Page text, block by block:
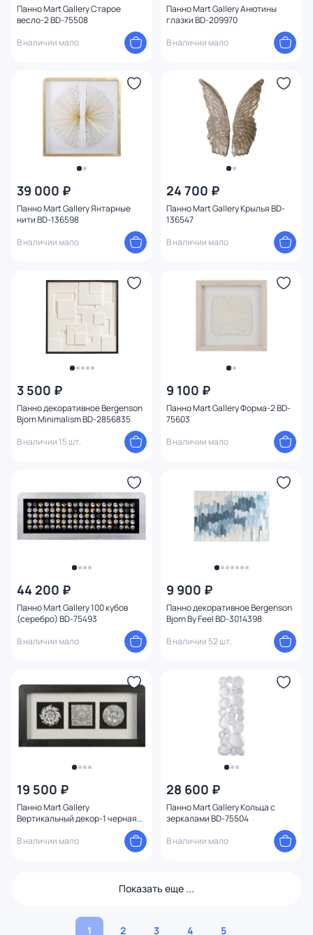
Панно Mart Gallery Старое
весло-2 BD-75508
В наличии мало
Панно Mart Gallery Анютины
глазки BD-209970
В наличии мало
39 000 ₽
Панно Mart Gallery Янтарные
нити BD-136598
В наличии мало
24 700 ₽
Панно Mart Gallery Крылья BD-
136547
В наличии мало
3 500 ₽
Панно декоративное Bergenson
Bjorn Minimalism BD-2856835
В наличии 15 шт.
9 100 ₽
Панно Mart Gallery Форма-2 BD-
75603
В наличии мало
44 200 ₽
Панно Mart Gallery 100 кубов
(серебро) BD-75493
В наличии мало
9 900 ₽
Панно декоративное Bergenson
Bjorn By Feel BD-3014398
В наличии 52 шт.
19 500 ₽
Панно Mart Gallery
Вертикальный декор-1 черная
В наличии мало
28 600 ₽
Панно Mart Gallery Кольца с
зеркалами BD-75504
В наличии мало
Показать еще ...
1 2 3 4 5